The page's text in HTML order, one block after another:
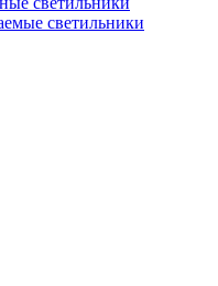
светильники